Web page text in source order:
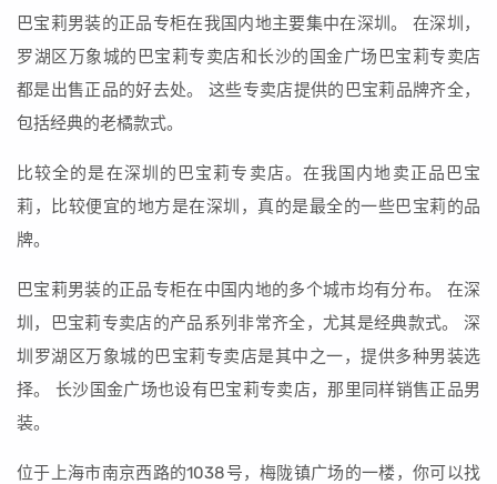
巴宝莉男装的正品专柜在我国内地主要集中在深圳。 在深圳，
罗湖区万象城的巴宝莉专卖店和长沙的国金广场巴宝莉专卖店
都是出售正品的好去处。 这些专卖店提供的巴宝莉品牌齐全，
包括经典的老橘款式。
比较全的是在深圳的巴宝莉专卖店。在我国内地卖正品巴宝
莉，比较便宜的地方是在深圳，真的是最全的一些巴宝莉的品
牌。
巴宝莉男装的正品专柜在中国内地的多个城市均有分布。 在深
圳，巴宝莉专卖店的产品系列非常齐全，尤其是经典款式。 深
圳罗湖区万象城的巴宝莉专卖店是其中之一，提供多种男装选
择。 长沙国金广场也设有巴宝莉专卖店，那里同样销售正品男
装。
位于上海市南京西路的1038号，梅陇镇广场的一楼，你可以找